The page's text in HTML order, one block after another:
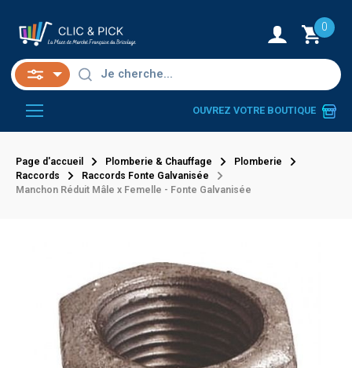
0
OUVREZ VOTRE BOUTIQUE
Page d'accueil Plomberie & Chauffage
Plomberie
Raccords
Raccords Fonte Galvanisée
Manchon Réduit Mâle x Femelle - Fonte Galvanisée